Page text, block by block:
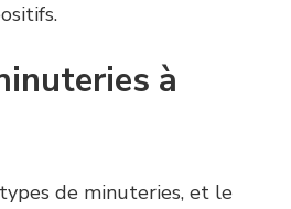
à
de minuteries, et le